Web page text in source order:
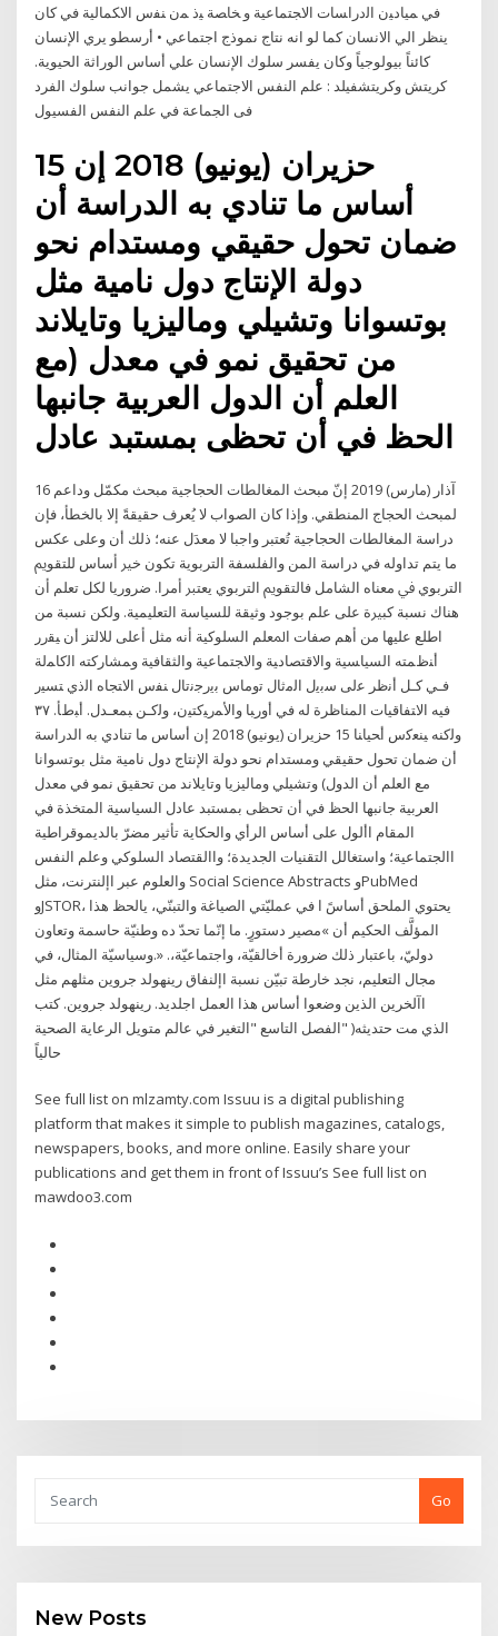
ﻓﻲ ﻤﻴﺎﺩﻴﻥ ﺍﻟﺩﺭﺍﺴﺎﺕ ﺍﻻﺠﺘﻤﺎﻋﻴﺔ ﻭ ﺨﺎﺼﺔ ﻴﺫ ﻤﻥ ﻨﻔﺱ ﺍﻻﻜﻤﺎﻟﻴﺔ ﻓﻲ كان
ينظر الي الانسان كما لو انه نتاج نموذج اجتماعي • أرسطو يري الإنسان
كائناً بيولوجياً وكان يفسر سلوك الإنسان علي أساس الوراثة الحيوية.
كريتش وكريتشفيلد : علم النفس الاجتماعي يشمل جوانب سلوك الفرد
فى الجماعة في علم النفس الفسيول
15 حزيران (يونيو) 2018 إن
أساس ما تنادي به الدراسة أن
ضمان تحول حقيقي ومستدام نحو
دولة الإنتاج دول نامية مثل
بوتسوانا وتشيلي وماليزيا وتايلاند
من تحقيق نمو في معدل (مع
العلم أن الدول العربية جانبها
الحظ في أن تحظى بمستبد عادل
16 آذار (مارس) 2019 إنّ مبحث المغالطات الحجاجية مبحث مكمّل وداعم
لمبحث الحجاج المنطقي. وإذا كان الصواب لا يُعرف حقيقةً إلا بالخطأ، فإن
دراسة المغالطات الحجاجية تُعتبر واجبا لا معدَل عنه؛ ذلك أن وعلى عكس
ما يتم تداوله في دراسة المن ﻭﺍﻟﻔﻠﺴﻔﺔ ﺍﻟﺘﺮﺑﻮﻳﺔ ﺗﻜﻮﻥ ﺧﲑ ﺃﺳﺎﺱ ﻟﻠﺘﻘﻮﱘ
ﺍﻟﺘﺮﺑﻮﻱ ﰲ ﻣﻌﻨﺎﻩ ﺍﻟﺸﺎﻣﻞ ﻓﺎﻟﺘﻘﻮﱘ ﺍﻟﺘﺮﺑﻮﻱ ﻳﻌﺘﱪ ﺃﻣﺮﺍ. ﺿﺮﻭﺭﻳﺎ ﻟﻜﻞ ﺗﻌﻠﻢ ﺃﻥ
ﻫﻨﺎﻙ ﻧﺴﺒﺔ ﻛﺒﲑﺓ ﻋﻠﻰ ﻋﻠﻢ ﺑﻮﺟﻮﺩ ﻭﺛﻴﻘﺔ ﻟﻠﺴﻴﺎﺳﺔ ﺍﻟﺘﻌﻠﻴﻤﻴﺔ. ﻭﻟﻜﻦ ﻧﺴﺒﺔ ﻣﻦ
ﺍﻃﻠﻊ ﻋﻠﻴﻬﺎ ﻣﻦ ﺃﻫﻢ ﺻﻔﺎﺕ ﺍﳌﻌﻠﻢ ﺍﻟﺴﻠﻮﻛﻴﺔ ﺃﻧﻪ ﻣﺜﻞ ﺃﻋﻠﻰ ﻟﻼﻟﺘﺰ أن ﻴﻘرر
أﻨظﻤﺘﻪ اﻟﺴﻴﺎﺴﻴﺔ واﻻﻗﺘﺼﺎدﻴﺔ واﻻﺠﺘﻤﺎﻋﻴﺔ واﻟﺜﻘﺎﻓﻴﺔ وﻤﺸﺎرﮐﺘﻪ اﻟﮐﺎﻤﻟﺔ
ﻓـﻲ ﮐـل أﻧظر ﻋﻟﯽ ﺳﺑﯾل اﻟﻣﺛﺎل ﺗوﻣﺎس ﺑﯾرﺟﻧﺗﺎل ﻨﻔس اﻻﺘﺠﺎه اﻟذي ﺘﺴﻴر
ﻓﻴﻪ اﻻﺘﻔﺎﻗﻴﺎت اﻟﻤﻨﺎظرة ﻟﻪ ﻓﻲ أورﺒﺎ واﻷﻤرﻴﮐﺘﻴن، وﻟﮐـن ﺒﻤﻌـدل. أﺒطﺄ. ٣٧
وﻟﮐﻨﻪ ﻴﻨﻌﮐس أﺤﻴﺎﻨﺎ 15 حزيران (يونيو) 2018 إن أساس ما تنادي به الدراسة
أن ضمان تحول حقيقي ومستدام نحو دولة الإنتاج دول نامية مثل بوتسوانا
وتشيلي وماليزيا وتايلاند من تحقيق نمو في معدل (مع العلم أن الدول
العربية جانبها الحظ في أن تحظى بمستبد عادل السياسية المتخذة في
المقام األول على أساس الرأي والحكاية تأثير مضرّ بالديموقراطية
االجتماعية؛ واستغالل التقنيات الجديدة؛ واالقتصاد السلوكي وعلم النفس
والعلوم عبر اإلنترنت، مثل Social Science Abstracts وPubMed
وJSTOR، يحتوي الملحق أساسً ا في عمليّتي الصياغة والتبنّي، يالحظ هذا
المؤلَّف الحكيم أن »مصير دستورٍ. ما إنّما تحدّ ده وطنيّة حاسمة وتعاون
دوليّ، باعتبار ذلك ضرورة أخالقيّة، واجتماعيّة،. «.وسياسيّة المثال، في
مجال التعليم، نجد خارطة تبيّن نسبة اإلنفاق رينهولد جروين مثلهم مثل
اآلخرين الذين وضعوا أساس هذا العمل اجلديد. رينهولد جروين. كتب
الفصل التاسع "التغير في عالم متويل الرعاية الصحية" )الذي مت حتديثه
See full list on mlzamty.com Issuu is a digital publishing
platform that makes it simple to publish magazines, catalogs,
newspapers, books, and more online. Easily share your
publications and get them in front of Issuu’s See full list on
mawdoo3.com
Go
New Posts